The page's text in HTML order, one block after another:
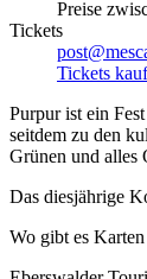
Preise
Tickets
Tickets
Purpur ist ein
seitdem zu den
Grünen und alles
Das diesjährige
Wo gibt es